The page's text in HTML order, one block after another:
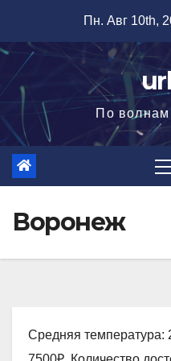
содержимому
Пн. Авг 10th,
По волнам
Воронеж
Средняя температура: